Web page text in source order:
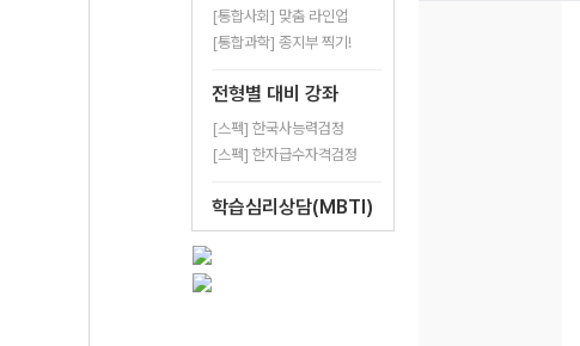
[통합사회] 맞춤 라인업
[통합과학] 종지부 찍기!
전형별 대비 강좌
[스펙] 한국사능력검정
[스펙] 한자급수자격검정
학습심리상담(MBTI)